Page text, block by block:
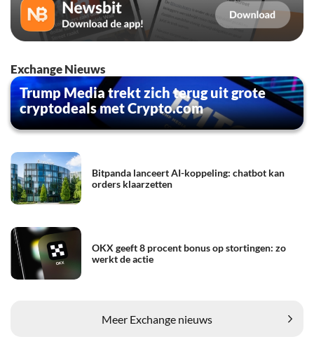
Exchange Nieuws
Trump Media trekt zich terug uit grote
cryptodeals met Crypto.com
Bitpanda lanceert AI-koppeling: chatbot kan
orders klaarzetten
OKX geeft 8 procent bonus op stortingen: zo
werkt de actie
Meer Exchange nieuws